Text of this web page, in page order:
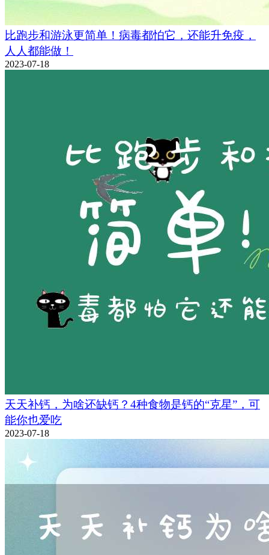
比跑步和游泳更简单！病毒都怕它，还能升免疫，
人人都能做！
2023-07-18
天天补钙，为啥还缺钙？4种食物是钙的“克星”，可
能你也爱吃
2023-07-18